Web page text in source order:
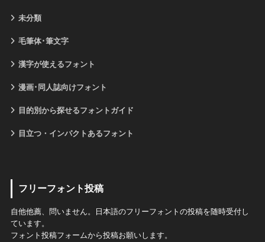
未分類
毛筆体･筆文字
漢字が使えるフォント
漫画･同人誌向けフォント
目的別から探せるフォントガイド
目立つ・インパクトあるフォント
フリーフォント投稿
自他他薦、問いません。日本語のフリーフォントの投稿を随時受付し
ています。
フォント投稿フォームから投稿お願いします。